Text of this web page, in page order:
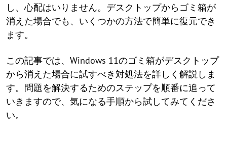
し、心配はいりません。デスクトップからゴミ箱が
消えた場合でも、いくつかの方法で簡単に復元でき
ます。
この記事では、Windows 11のゴミ箱がデスクトップ
から消えた場合に試すべき対処法を詳しく解説しま
す。問題を解決するためのステップを順番に追って
いきますので、気になる手順から試してみてくださ
い。